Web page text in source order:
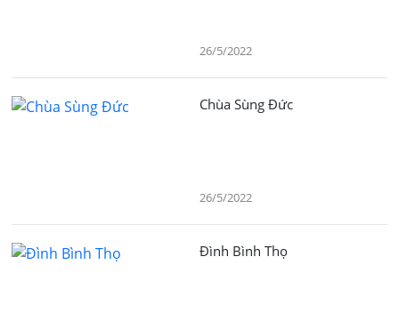
26/5/2022
Chùa Sùng Đức
26/5/2022
Đình Bình Thọ